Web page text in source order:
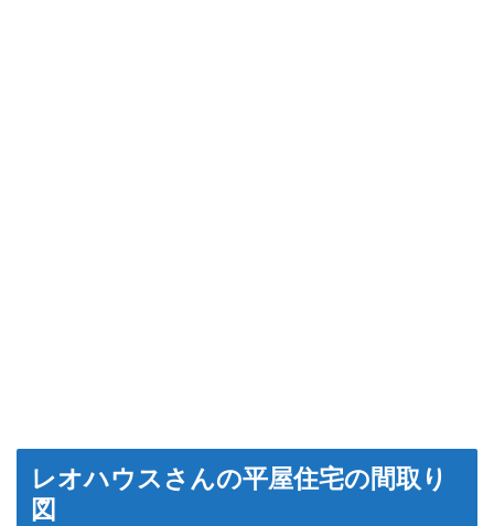
レオハウスさんの平屋住宅の間取り
図